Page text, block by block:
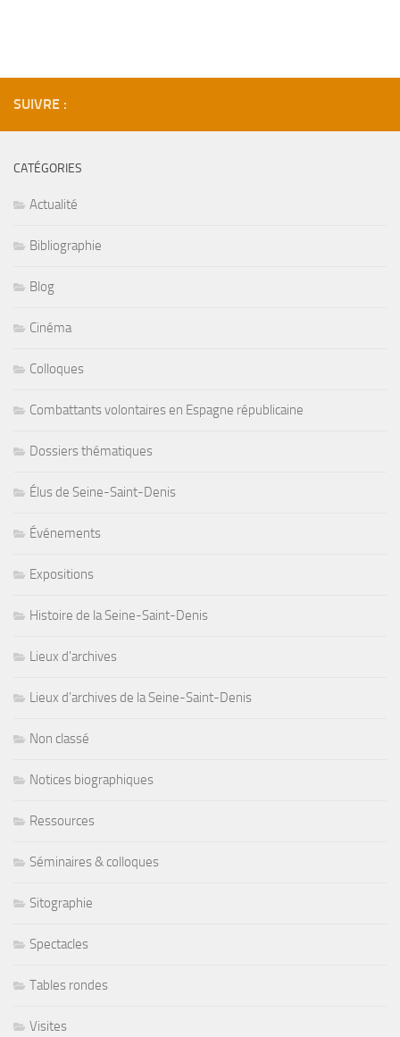
SUIVRE :
CATÉGORIES
Actualité
Bibliographie
Blog
Cinéma
Colloques
Combattants volontaires en Espagne républicaine
Dossiers thématiques
Élus de Seine-Saint-Denis
Événements
Expositions
Histoire de la Seine-Saint-Denis
Lieux d'archives
Lieux d’archives de la Seine-Saint-Denis
Non classé
Notices biographiques
Ressources
Séminaires & colloques
Sitographie
Spectacles
Tables rondes
Visites